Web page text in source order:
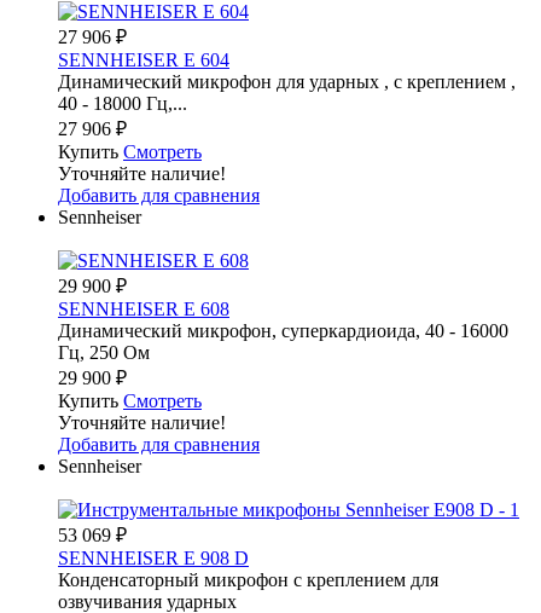
27 906 ₽
SENNHEISER E 604
Динамический микрофон для ударных , с креплением ,
40 - 18000 Гц,...
27 906 ₽
Купить Смотреть
Уточняйте наличие!
Добавить для сравнения
Sennheiser
29 900 ₽
SENNHEISER E 608
Динамический микрофон, суперкардиоида, 40 - 16000
Гц, 250 Ом
29 900 ₽
Купить Смотреть
Уточняйте наличие!
Добавить для сравнения
Sennheiser
53 069 ₽
SENNHEISER E 908 D
Конденсаторный микрофон с креплением для
озвучивания ударных